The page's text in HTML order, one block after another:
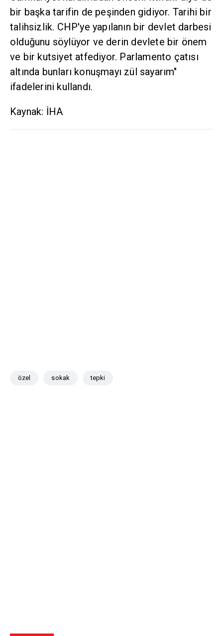
bir başka tarifin de peşinden gidiyor. Tarihi bir
talihsizlik. CHP'ye yapılanın bir devlet darbesi
olduğunu söylüyor ve derin devlete bir önem
ve bir kutsiyet atfediyor. Parlamento çatısı
altında bunları konuşmayı zül sayarım"
ifadelerini kullandı.
Kaynak: İHA
özel sokak tepki